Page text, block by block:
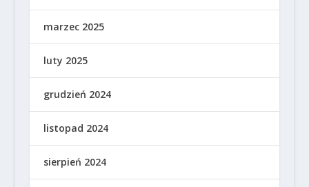
marzec 2025
luty 2025
grudzień 2024
listopad 2024
sierpień 2024